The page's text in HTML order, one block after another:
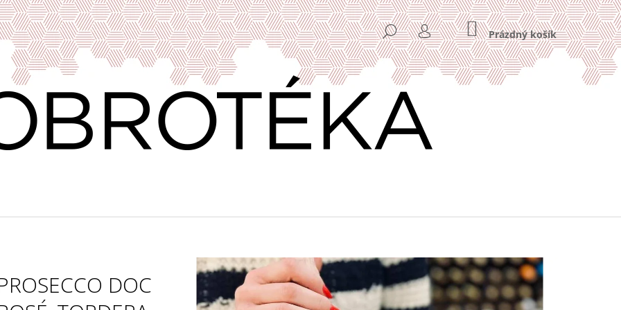
HLEDAT
PŘIHLÁŠENÍ
NÁKUPNÍ
KOŠÍK
Prázdný košík
DOC
CO POTŘEBUJETE NAJÍT?
HLEDAT
Následující
VERDEJO ILUSIONISTA, DO RUEDA,
VÍNO & DOBROTY 11